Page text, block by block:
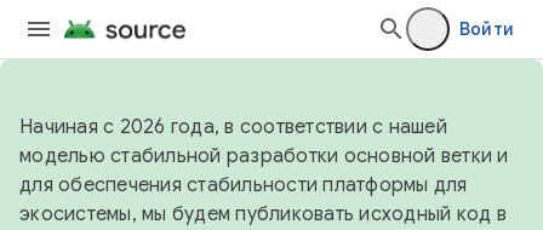
Войти
Начиная с 2026 года, в соответствии с нашей
моделью стабильной разработки основной ветки и
для обеспечения стабильности платформы для
экосистемы, мы будем публиковать исходный код в